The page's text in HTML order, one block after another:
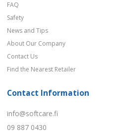
FAQ
Safety
News and Tips
About Our Company
Contact Us
Find the Nearest Retailer
Contact Information
info@softcare.fi
09 887 0430